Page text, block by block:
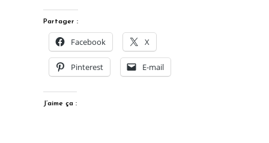
Partager :
Facebook X
Pinterest E-mail
J’aime ça :